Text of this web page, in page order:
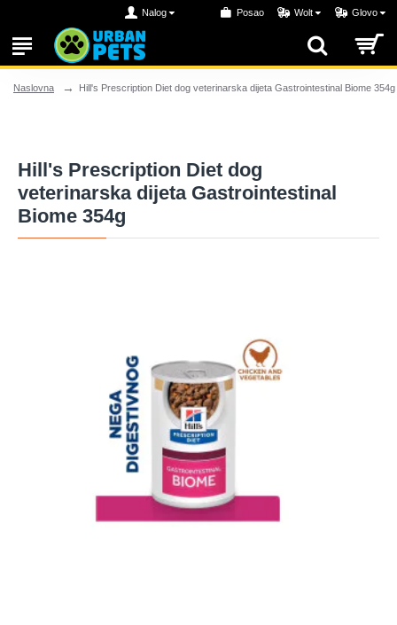
Nalog Posao Wolt Glovo
Naslovna Hill's Prescription Diet dog veterinarska dijeta Gastrointestinal Biome 354g
Hill's Prescription Diet dog
veterinarska dijeta Gastrointestinal
Biome 354g